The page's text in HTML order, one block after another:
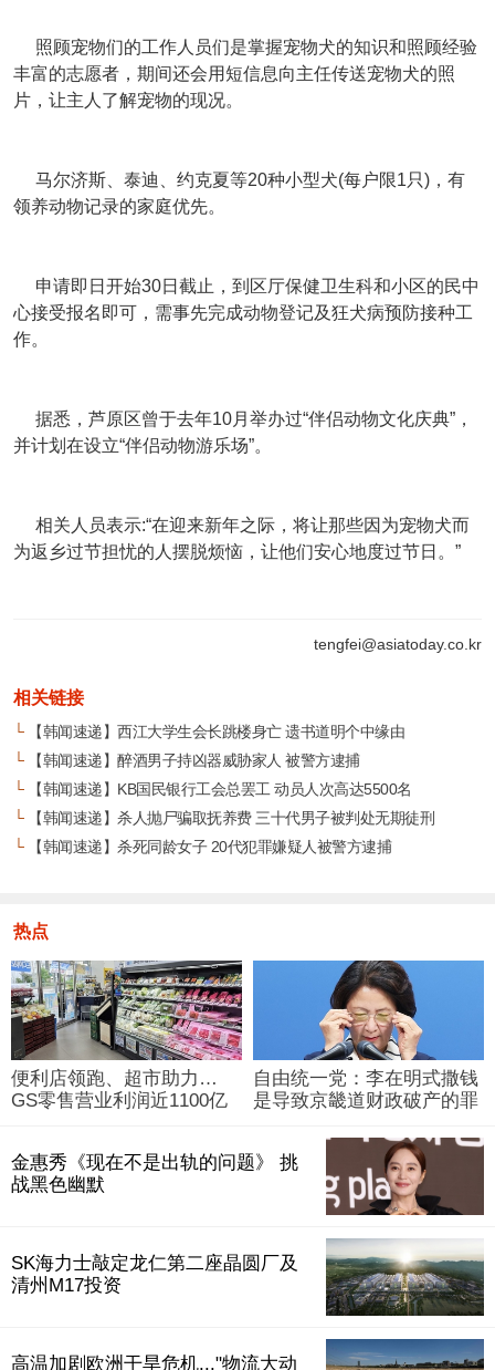
照顾宠物们的工作人员们是掌握宠物犬的知识和照顾经验
丰富的志愿者，期间还会用短信息向主任传送宠物犬的照
片，让主人了解宠物的现况。
马尔济斯、泰迪、约克夏等20种小型犬(每户限1只)，有
领养动物记录的家庭优先。
申请即日开始30日截止，到区厅保健卫生科和小区的民中
心接受报名即可，需事先完成动物登记及狂犬病预防接种工
作。
据悉，芦原区曾于去年10月举办过“伴侣动物文化庆典”，
并计划在设立“伴侣动物游乐场”。
相关人员表示:“在迎来新年之际，将让那些因为宠物犬而
为返乡过节担忧的人摆脱烦恼，让他们安心地度过节日。”
tengfei@asiatoday.co.kr
相关链接
└【韩闻速递】西江大学生会长跳楼身亡 遗书道明个中缘由
└【韩闻速递】醉酒男子持凶器威胁家人 被警方逮捕
└【韩闻速递】KB国民银行工会总罢工 动员人次高达5500名
└【韩闻速递】杀人抛尸骗取抚养费 三十代男子被判处无期徒刑
└【韩闻速递】杀死同龄女子 20代犯罪嫌疑人被警方逮捕
热点
便利店领跑、超市助力…
GS零售营业利润近1100亿
自由统一党：李在明式撒钱
是导致京畿道财政破产的罪
金惠秀《现在不是出轨的问题》 挑
战黑色幽默
SK海力士敲定龙仁第二座晶圆厂及
清州M17投资
高温加剧欧洲干旱危机..."物流大动